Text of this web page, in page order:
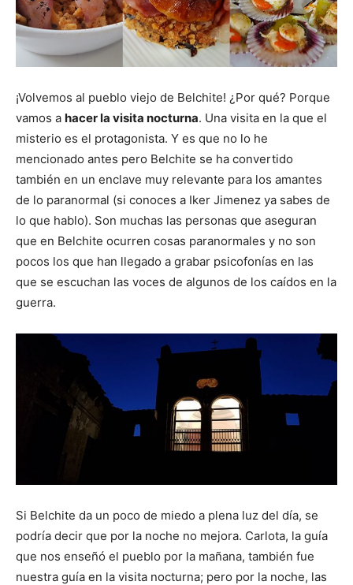
¡Volvemos al pueblo viejo de Belchite! ¿Por qué? Porque
vamos a hacer la visita nocturna. Una visita en la que el
misterio es el protagonista. Y es que no lo he
mencionado antes pero Belchite se ha convertido
también en un enclave muy relevante para los amantes
de lo paranormal (si conoces a Iker Jimenez ya sabes de
lo que hablo). Son muchas las personas que aseguran
que en Belchite ocurren cosas paranormales y no son
pocos los que han llegado a grabar psicofonías en las
que se escuchan las voces de algunos de los caídos en la
guerra.
Si Belchite da un poco de miedo a plena luz del día, se
podría decir que por la noche no mejora. Carlota, la guía
que nos enseñó el pueblo por la mañana, también fue
nuestra guía en la visita nocturna; pero por la noche, las